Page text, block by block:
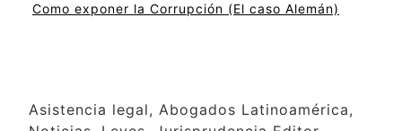
Como exponer la Corrupción (El caso Alemán)
Asistencia legal, Abogados Latinoamérica,